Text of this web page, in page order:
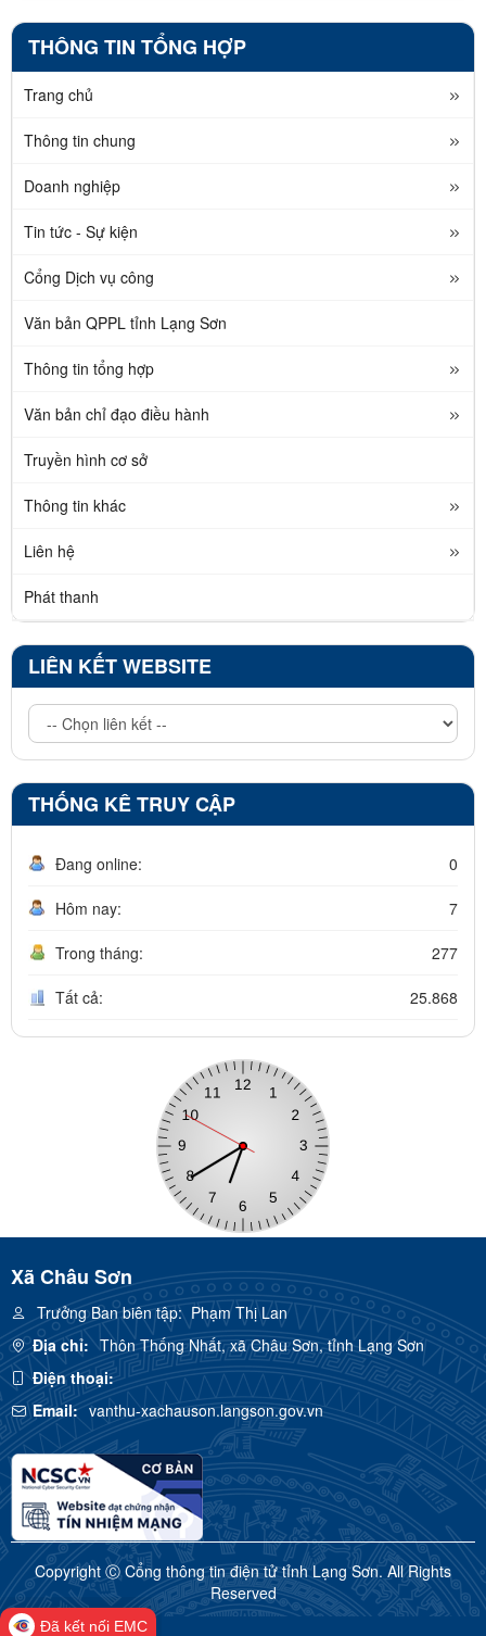
THÔNG TIN TỔNG HỢP
Trang chủ
Thông tin chung
Doanh nghiệp
Tin tức - Sự kiện
Cổng Dịch vụ công
Văn bản QPPL tỉnh Lạng Sơn
Thông tin tổng hợp
Văn bản chỉ đạo điều hành
Truyền hình cơ sở
Thông tin khác
Liên hệ
Phát thanh
LIÊN KẾT WEBSITE
THỐNG KÊ TRUY CẬP
Đang online: 0
Hôm nay: 7
Trong tháng: 277
Tất cả: 25.868
Xã Châu Sơn
Trưởng Ban biên tập:Phạm Thị Lan
Địa chỉ: Thôn Thống Nhất, xã Châu Sơn, tỉnh Lạng Sơn
Điện thoại:
Email: vanthu-xachauson.langson.gov.vn
Copyright Ⓒ Cổng thông tin điện tử tỉnh Lạng Sơn. All Rights
Reserved
Đã kết nối EMC